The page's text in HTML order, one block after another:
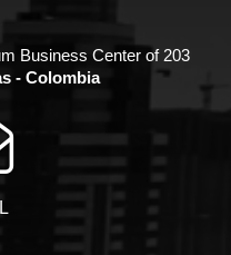
Business Center of 203
- Colombia